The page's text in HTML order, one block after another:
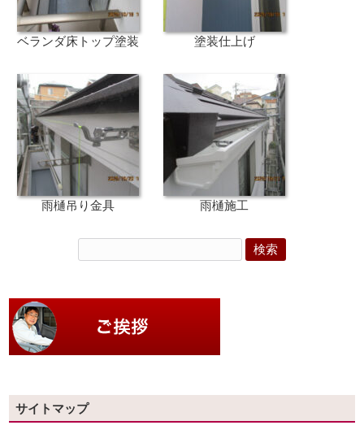
ベランダ床トップ塗装 塗装仕上げ
雨樋吊り金具 雨樋施工
サイトマップ